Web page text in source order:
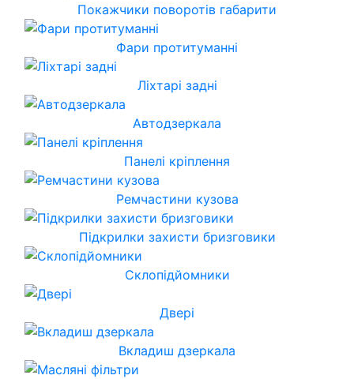
Покажчики поворотів габарити
Фари протитуманні
Ліхтарі задні
Автодзеркала
Панелі кріплення
Ремчастини кузова
Підкрилки захисти бризговики
Склопідйомники
Двері
Вкладиш дзеркала